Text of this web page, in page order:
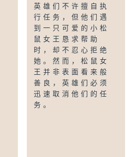
英雄们不许擅自执
行任务，但他们遇
到一只可爱的小松
鼠女王恳求帮助
时，却不忍心拒绝
她。然而，松鼠女
王并非表面看来般
善良，英雄们必须
迅速取消他们的任
务。